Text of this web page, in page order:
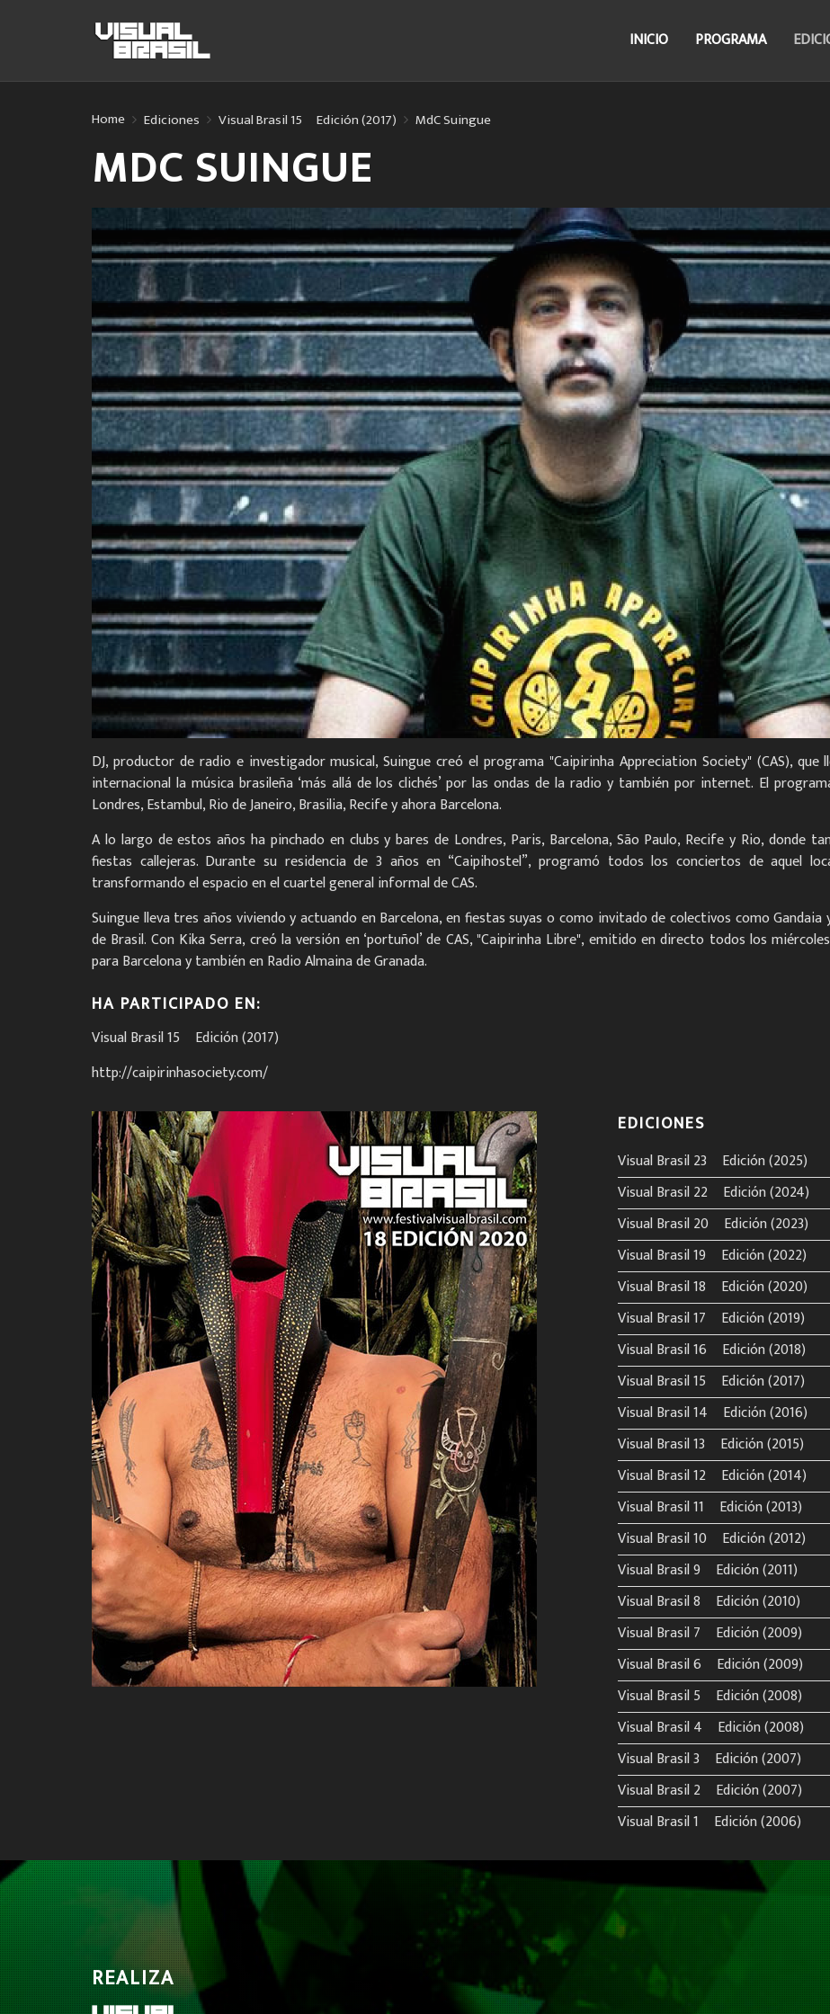
INICIO PROGRAMA
Home Ediciones Visual Brasil 15º Edición (2017) MdC Suingue
MDC SUINGUE
DJ, productor de radio e investigador musical, Suingue creó el programa "Caipirinha Appreciation Society" (CAS), que
internacional la música brasileña ‘más allá de los clichés’ por las ondas de la radio y también por internet. El
Londres, Estambul, Rio de Janeiro, Brasilia, Recife y ahora Barcelona.
A lo largo de estos años ha pinchado en clubs y bares de Londres, Paris, Barcelona, São Paulo, Recife y Rio, donde
fiestas callejeras. Durante su residencia de 3 años en “Caipihostel”, programó todos los conciertos de aquel
transformando el espacio en el cuartel general informal de CAS.
Suingue lleva tres años viviendo y actuando en Barcelona, en fiestas suyas o como invitado de colectivos como
de Brasil. Con Kika Serra, creó la versión en ‘portuñol’ de CAS, "Caipirinha Libre", emitido en directo todos los
para Barcelona y también en Radio Almaina de Granada.
HA PARTICIPADO EN:
Visual Brasil 15º Edición (2017)
http://caipirinhasociety.com/
EDICIONES
Visual Brasil 23º Edición (2025)
Visual Brasil 22º Edición (2024)
Visual Brasil 20º Edición (2023)
Visual Brasil 19º Edición (2022)
Visual Brasil 18º Edición (2020)
Visual Brasil 17º Edición (2019)
Visual Brasil 16º Edición (2018)
Visual Brasil 15º Edición (2017)
Visual Brasil 14º Edición (2016)
Visual Brasil 13º Edición (2015)
Visual Brasil 12º Edición (2014)
Visual Brasil 11º Edición (2013)
Visual Brasil 10º Edición (2012)
Visual Brasil 9º Edición (2011)
Visual Brasil 8º Edición (2010)
Visual Brasil 7º Edición (2009)
Visual Brasil 6º Edición (2009)
Visual Brasil 5º Edición (2008)
Visual Brasil 4º Edición (2008)
Visual Brasil 3º Edición (2007)
Visual Brasil 2º Edición (2007)
Visual Brasil 1º Edición (2006)
REALIZA